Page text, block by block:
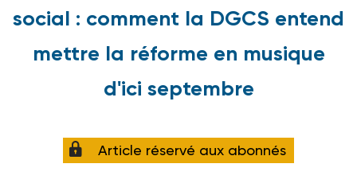
social : comment la DGCS entend
mettre la réforme en musique
d'ici septembre
Article réservé aux abonnés